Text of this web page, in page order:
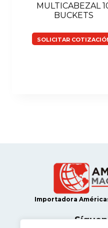
MULTICABEZAL
BUCKETS
SOLICITAR
Importadora